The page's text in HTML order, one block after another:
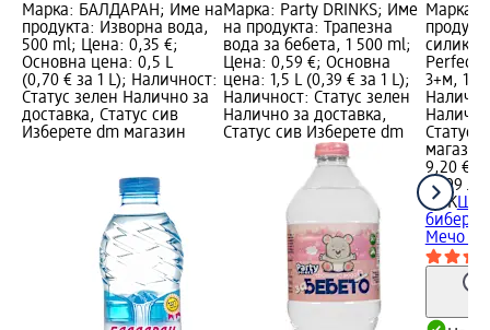
Марка: БАЛДАРАН; Име на
продукта: Изворна вода,
500 ml; Цена: 0,35 €;
Основна цена: 0,5 L
(0,70 € за 1 L); Наличност:
Статус зелен Налично за
доставка, Статус сив
Изберете dm магазин
Марка: Party DRINKS; Име
на продукта: Трапезна
вода за бебета, 1 500 ml;
Цена: 0,59 €; Основна
цена: 1,5 L (0,39 € за 1 L);
Наличност: Статус зелен
Налично за доставка,
Статус сив Изберете dm
Марка:
Perfect
3+м, 1
Статус
магазин
9,20 €
17,99 лв.
NUK
Мечо